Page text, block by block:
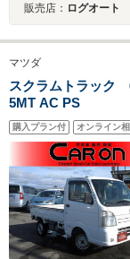
販売店： ログオート
マツダ
スクラムトラック
5MT AC PS
購入プラン付 オンライン